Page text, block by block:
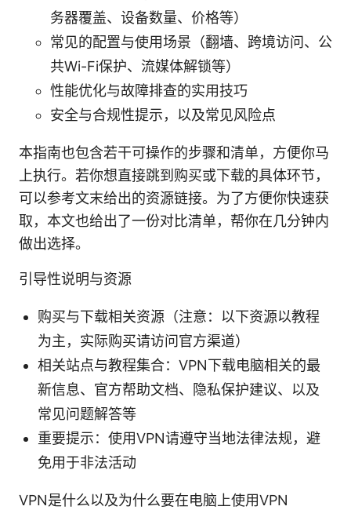
务器覆盖、设备数量、价格等）
常见的配置与使用场景（翻墙、跨境访问、公
共Wi-Fi保护、流媒体解锁等）
性能优化与故障排查的实用技巧
安全与合规性提示，以及常见风险点
本指南也包含若干可操作的步骤和清单，方便你马
上执行。若你想直接跳到购买或下载的具体环节，
可以参考文末给出的资源链接。为了方便你快速获
取，本文也给出了一份对比清单，帮你在几分钟内
做出选择。
引导性说明与资源
购买与下载相关资源（注意：以下资源以教程
为主，实际购买请访问官方渠道）
相关站点与教程集合：VPN下载电脑相关的最
新信息、官方帮助文档、隐私保护建议、以及
常见问题解答等
重要提示：使用VPN请遵守当地法律法规，避
免用于非法活动
VPN是什么以及为什么要在电脑上使用VPN